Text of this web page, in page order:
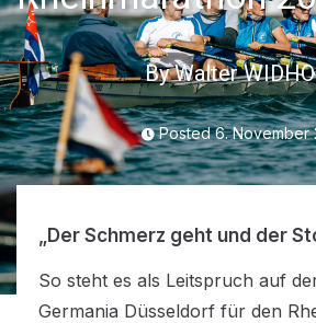
ByWalter
Posted6. November
„Der Schmerz geht und der
So steht es als Leitspruch auf
Germania Düsseldorf für den